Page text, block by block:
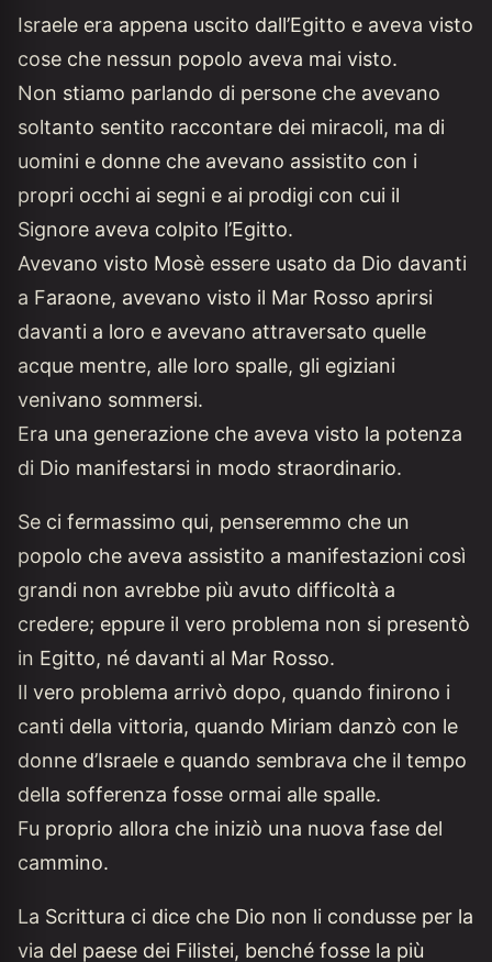
Israele era appena uscito dall’Egitto e aveva visto
cose che nessun popolo aveva mai visto.
Non stiamo parlando di persone che avevano
soltanto sentito raccontare dei miracoli, ma di
uomini e donne che avevano assistito con i
propri occhi ai segni e ai prodigi con cui il
Signore aveva colpito l’Egitto.
Avevano visto Mosè essere usato da Dio davanti
a Faraone, avevano visto il Mar Rosso aprirsi
davanti a loro e avevano attraversato quelle
acque mentre, alle loro spalle, gli egiziani
venivano sommersi.
Era una generazione che aveva visto la potenza
di Dio manifestarsi in modo straordinario.
Se ci fermassimo qui, penseremmo che un
popolo che aveva assistito a manifestazioni così
grandi non avrebbe più avuto difficoltà a
credere; eppure il vero problema non si presentò
in Egitto, né davanti al Mar Rosso.
Il vero problema arrivò dopo, quando finirono i
canti della vittoria, quando Miriam danzò con le
donne d’Israele e quando sembrava che il tempo
della sofferenza fosse ormai alle spalle.
Fu proprio allora che iniziò una nuova fase del
cammino.
La Scrittura ci dice che Dio non li condusse per la
via del paese dei Filistei, benché fosse la più